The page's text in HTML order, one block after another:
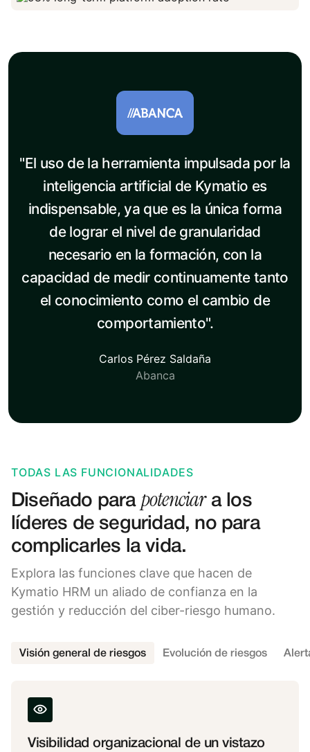
"El uso de la herramienta impulsada por la
inteligencia artificial de Kymatio es
indispensable, ya que es la única forma
de lograr el nivel de granularidad
necesario en la formación, con la
capacidad de medir continuamente tanto
el conocimiento como el cambio de
comportamiento".
Carlos Pérez Saldaña
Abanca
TODAS LAS FUNCIONALIDADES
Diseñado para potenciara los
líderes de seguridad, no para
complicarles la vida.
Explora las funciones clave que hacen de
Kymatio HRM un aliado de confianza en la
gestión y reducción del ciber-riesgo humano.
Visión general de riesgos Evolución de riesgos
Visibilidad organizacional de un vistazo